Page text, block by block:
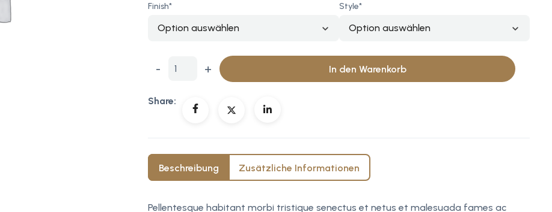
Finish* Style*
- + In den Warenkorb
Share:
Beschreibung Zusätzliche Informationen
Pellentesque habitant morbi tristique senectus et netus et malesuada fames ac